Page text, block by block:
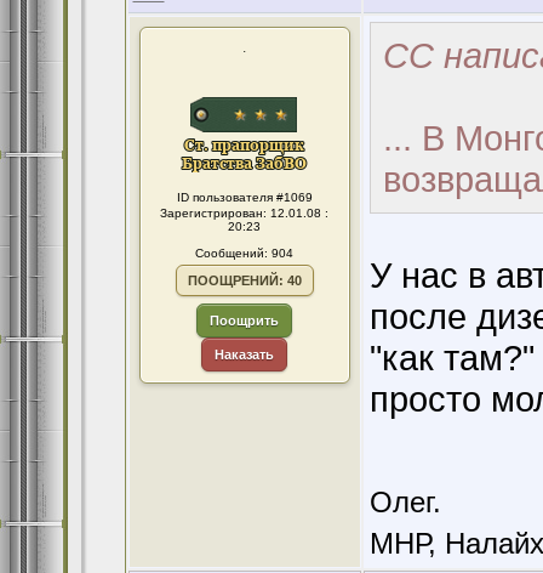
.
ID пользователя #1069
Зарегистрирован: 12.01.08 :
20:23
Сообщений: 904
ПООЩРЕНИЙ: 40
Поощрить
Наказать
CC
... В
У нас в
после
"как
просто
Олег.
МНР,